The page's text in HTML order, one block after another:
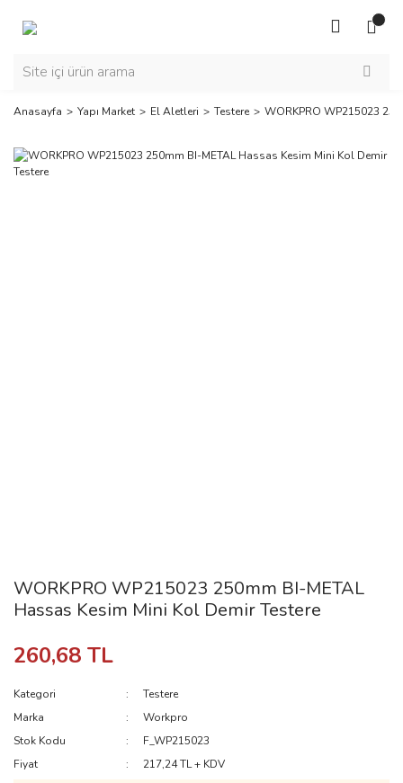
Anasayfa Yapı Market El Aletleri Testere WORKPRO WP215023
WORKPRO WP215023 250mm BI-METAL
Hassas Kesim Mini Kol Demir Testere
260,68 TL
Kategori
Testere
Marka
Workpro
Stok Kodu
F_WP215023
Fiyat
217,24 TL + KDV